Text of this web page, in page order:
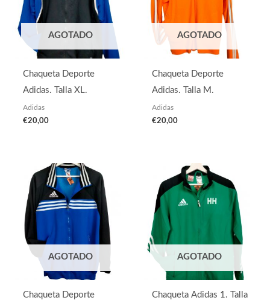
AGOTADO
Chaqueta Deporte
Adidas. Talla XL.
Adidas
€20,00
AGOTADO
Chaqueta Deporte
Adidas. Talla M.
Adidas
€20,00
AGOTADO
Chaqueta Deporte
AGOTADO
Chaqueta Adidas 1. Talla